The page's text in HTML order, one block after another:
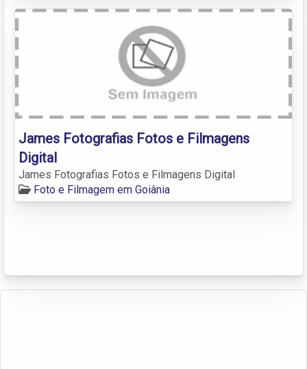
James Fotografias Fotos e Filmagens
Digital
James Fotografias Fotos e Filmagens Digital
Foto e Filmagem em Goiânia